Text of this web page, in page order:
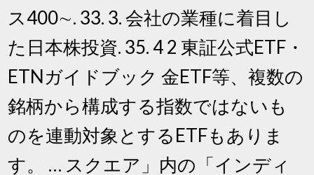
ス400∼. 33. 3. 会社の業種に着目し
た日本株投資. 35. 4 2 東証公式ETF・
ETNガイドブック 金ETF等、複数の
銘柄から構成する指数ではないも
のを連動対象とするETFもありま
す。 … スクエア」内の「インディ